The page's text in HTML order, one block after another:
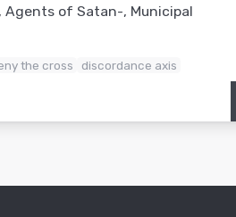
Agents of Satan-, Municipal
the cross
discordance axis